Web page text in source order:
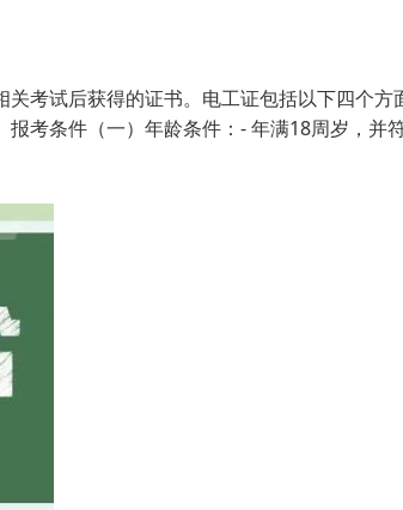
考试后获得的证书。电工证包括以下四个
考条件（一）年龄条件：- 年满18周岁，并